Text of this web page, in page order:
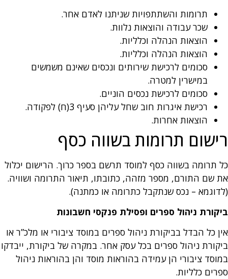
תרומות והשתתפויות שניתנו לאדם אחר.
שכר עבודה והוצאות נלוות.
הוצאות הנהלה וכלליות.
הוצאות הנהלה וכלליות.
סכומים לרכישת שירותים ונכסים שאינם משמשים
במישרין למטרה.
סכומים לרכישת נכסים הוניים.
רכישת איגרות חוב שחל עליהן סעיף 3(ח) לפקודה.
הוצאות אחרות.
רישום תרומות בשווה כסף
כל תרומה בשווה כסף למוסד תרשם בספר כרוך. הרישום יכלול
את שם התורם, מספר מזהה, כתובתו, תיאור התרומה ושוויה.
(לדוגמא – נכס שנתקבל כתרומה או כמתנה).
ביקורת ניהול ספרים ופסילת פנקסי חשבונות
אין כל הבדל בביקורת ניהול ספרים במוסד ציבורי או מלכ”ר או
ביקורת ניהול ספרים בכל עסק אחר. במקרה של ביקורת, ייבדקו
במוסד ציבורי הן עמידה בהוראות מוסד והן בהוראות ניהול
ספרים כלליות.